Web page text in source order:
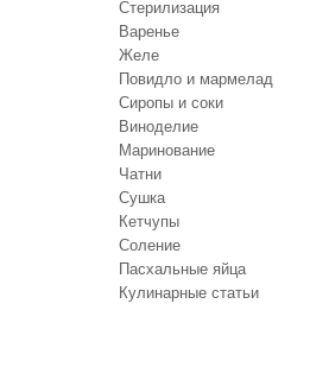
Стерилизация
Варенье
Желе
Повидло и мармелад
Сиропы и соки
Виноделие
Маринование
Чатни
Сушка
Кетчупы
Соление
Пасхальные яйца
Кулинарные статьи